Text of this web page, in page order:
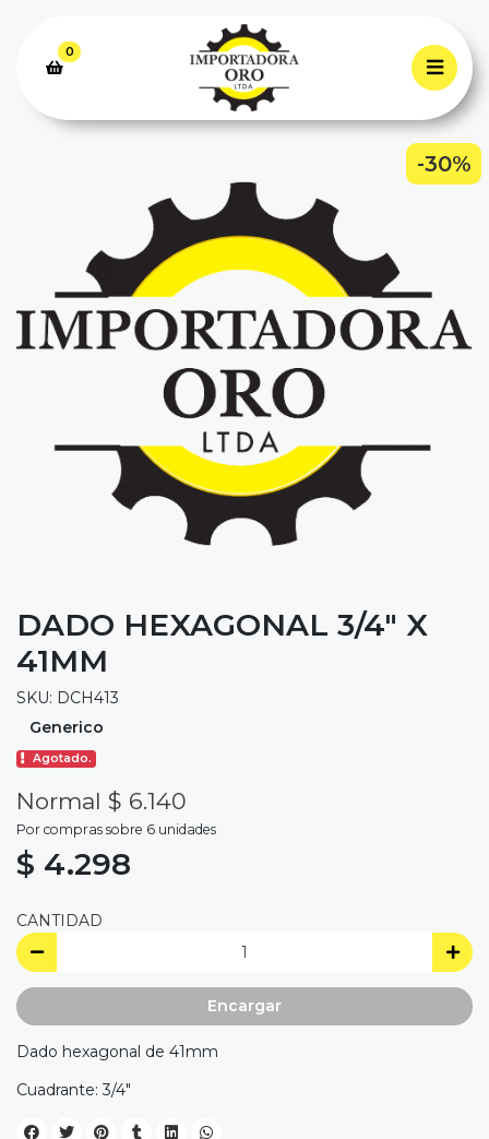
0
-30%
DADO HEXAGONAL 3/4" X
41MM
SKU: DCH413
Generico
Agotado.
Normal $ 6.140
Por compras sobre 6 unidades
$ 4.298
CANTIDAD
Encargar
Dado hexagonal de 41mm
Cuadrante: 3/4"